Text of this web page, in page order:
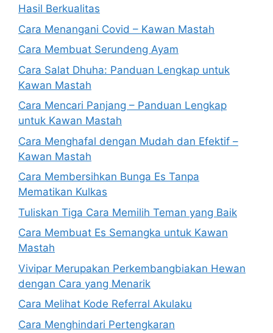
Hasil Berkualitas
Cara Menangani Covid – Kawan Mastah
Cara Membuat Serundeng Ayam
Cara Salat Dhuha: Panduan Lengkap untuk
Kawan Mastah
Cara Mencari Panjang – Panduan Lengkap
untuk Kawan Mastah
Cara Menghafal dengan Mudah dan Efektif –
Kawan Mastah
Cara Membersihkan Bunga Es Tanpa
Mematikan Kulkas
Tuliskan Tiga Cara Memilih Teman yang Baik
Cara Membuat Es Semangka untuk Kawan
Mastah
Vivipar Merupakan Perkembangbiakan Hewan
dengan Cara yang Menarik
Cara Melihat Kode Referral Akulaku
Cara Menghindari Pertengkaran